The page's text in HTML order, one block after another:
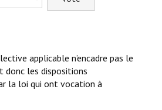
applicable n’encadre pas le
donc les dispositions
la loi qui ont vocation à